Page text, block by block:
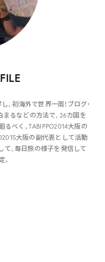
、初海外で世界一周！ブログ・
るなどの方法で、26カ国を
るべく、TABIPPO2014大阪の
大阪の副代表として活動
て、毎日旅の様子を発信して
。